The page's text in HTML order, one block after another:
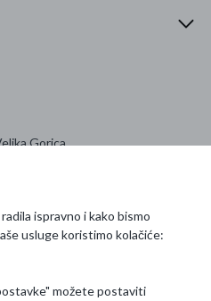
Gorica
nasispravno i kako bismo
usluge koristimo kolačiće:
možete postaviti